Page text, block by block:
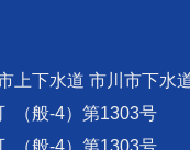
上下水道 市川市下水
（般-4）第1303号
（般-4）第1303号